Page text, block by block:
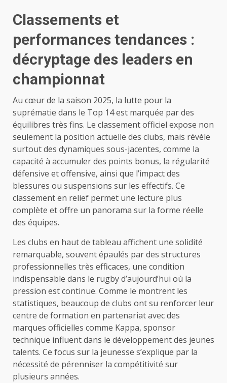
Classements et
performances tendances :
décryptage des leaders en
championnat
Au cœur de la saison 2025, la lutte pour la
suprématie dans le Top 14 est marquée par des
équilibres très fins. Le classement officiel expose non
seulement la position actuelle des clubs, mais révèle
surtout des dynamiques sous-jacentes, comme la
capacité à accumuler des points bonus, la régularité
défensive et offensive, ainsi que l’impact des
blessures ou suspensions sur les effectifs. Ce
classement en relief permet une lecture plus
complète et offre un panorama sur la forme réelle
des équipes.
Les clubs en haut de tableau affichent une solidité
remarquable, souvent épaulés par des structures
professionnelles très efficaces, une condition
indispensable dans le rugby d’aujourd’hui où la
pression est continue. Comme le montrent les
statistiques, beaucoup de clubs ont su renforcer leur
centre de formation en partenariat avec des
marques officielles comme Kappa, sponsor
technique influent dans le développement des jeunes
talents. Ce focus sur la jeunesse s’explique par la
nécessité de pérenniser la compétitivité sur
plusieurs années.